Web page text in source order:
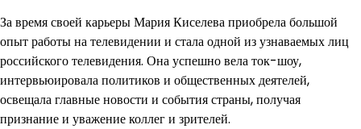
За время своей карьеры Мария Киселева приобрела большой
опыт работы на телевидении и стала одной из узнаваемых лиц
российского телевидения. Она успешно вела ток-шоу,
интервьюировала политиков и общественных деятелей,
освещала главные новости и события страны, получая
признание и уважение коллег и зрителей.